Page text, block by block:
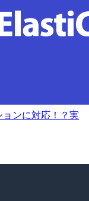
ンに対応！？実